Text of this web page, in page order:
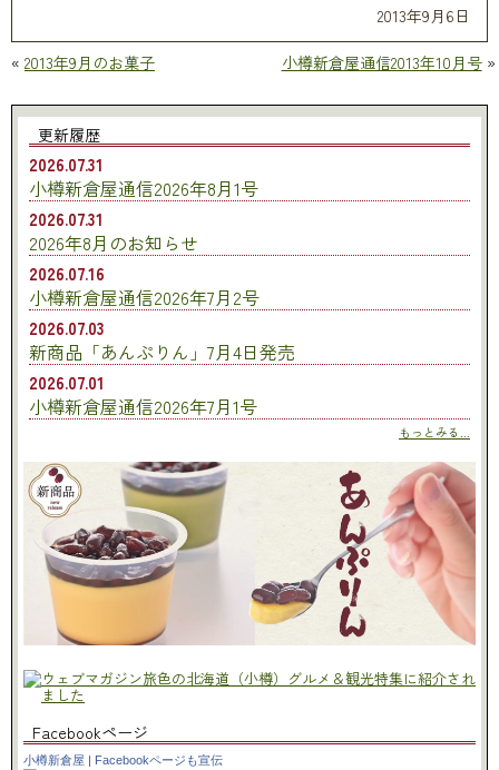
2013年9月6日
« 2013年9月のお菓子 小樽新倉屋通信2013年10月号»
更新履歴
2026.07.31
小樽新倉屋通信2026年8月1号
2026.07.31
2026年8月のお知らせ
2026.07.16
小樽新倉屋通信2026年7月2号
2026.07.03
新商品「あんぷりん」7月4日発売
2026.07.01
小樽新倉屋通信2026年7月1号
もっとみる...
Facebookページ
小樽新倉屋 | Facebookページも宣伝